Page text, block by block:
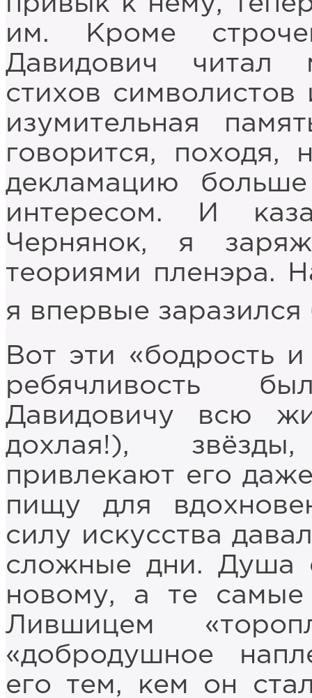
им. Кроме
Давидович читал
стихов
изумительная
говорится,
декламацию
интересом. И
Чернянок, я
теориями пленэра.
я впервые
Вот эти «бодрость
ребячливость
Давидовичу всю
дохлая!),
привлекают его
пищу для
силу искусства
сложные дни. Душа
новому, а те самые
Лившицем
«добродушное
его тем, кем он